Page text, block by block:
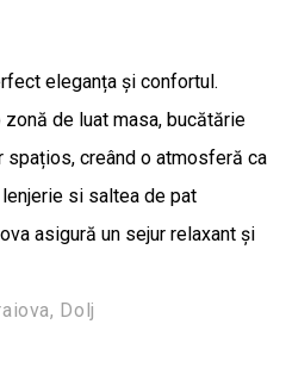
eleganța și confortul.
de luat masa, bucătărie
creând o atmosferă ca
si saltea de pat
asigură un sejur relaxant și
Dolj